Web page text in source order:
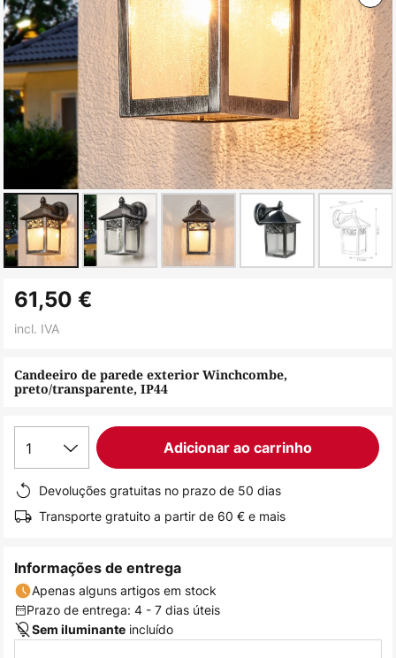
para
da
Galeria
Candeeiro de parede exterior Winchcombe,
preto/transparente, IP44
61,50 €
incl. IVA
1 Adicionar ao carrinho
Devoluções gratuitas no prazo de 50 dias
Transporte gratuito a partir de 60 € e mais
Informações de entrega
Apenas alguns artigos em stock
Prazo de entrega: 4 - 7 dias úteis
Sem iluminante incluído